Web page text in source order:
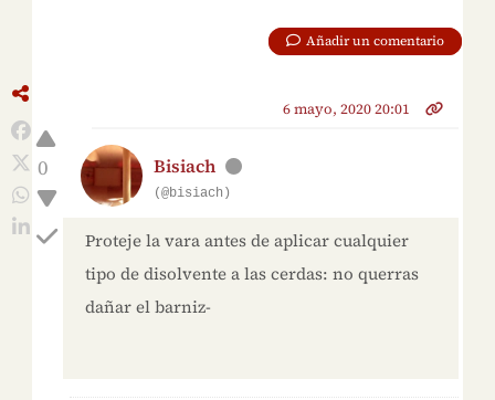
Añadir un comentario
0
6 mayo, 2020 20:01
Bisiach
(@bisiach)
Proteje la vara antes de aplicar cualquier
tipo de disolvente a las cerdas: no querras
dañar el barniz-